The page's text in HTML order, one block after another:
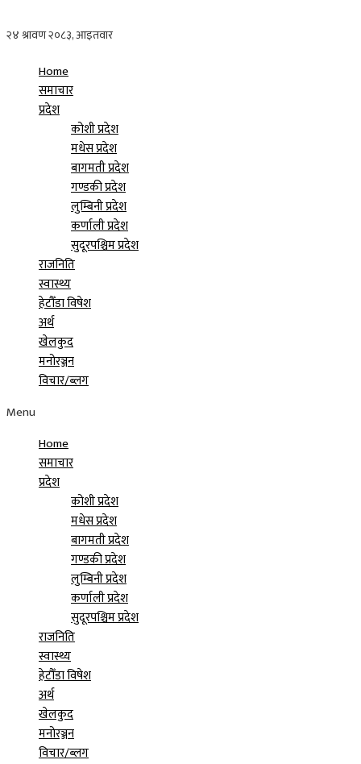
Home
समाचार
प्रदेश
कोशी प्रदेश
मधेस प्रदेश
बागमती प्रदेश
गण्डकी प्रदेश
लुम्बिनी प्रदेश
कर्णाली प्रदेश
सुदूरपश्चिम प्रदेश
राजनिति
स्वास्थ्य
हेटौँडा विषेश
अर्थ
खेलकुद
मनोरञ्जन
विचार/ब्लग
Menu
Home
समाचार
प्रदेश
कोशी प्रदेश
मधेस प्रदेश
बागमती प्रदेश
गण्डकी प्रदेश
लुम्बिनी प्रदेश
कर्णाली प्रदेश
सुदूरपश्चिम प्रदेश
राजनिति
स्वास्थ्य
हेटौँडा विषेश
अर्थ
खेलकुद
मनोरञ्जन
विचार/ब्लग